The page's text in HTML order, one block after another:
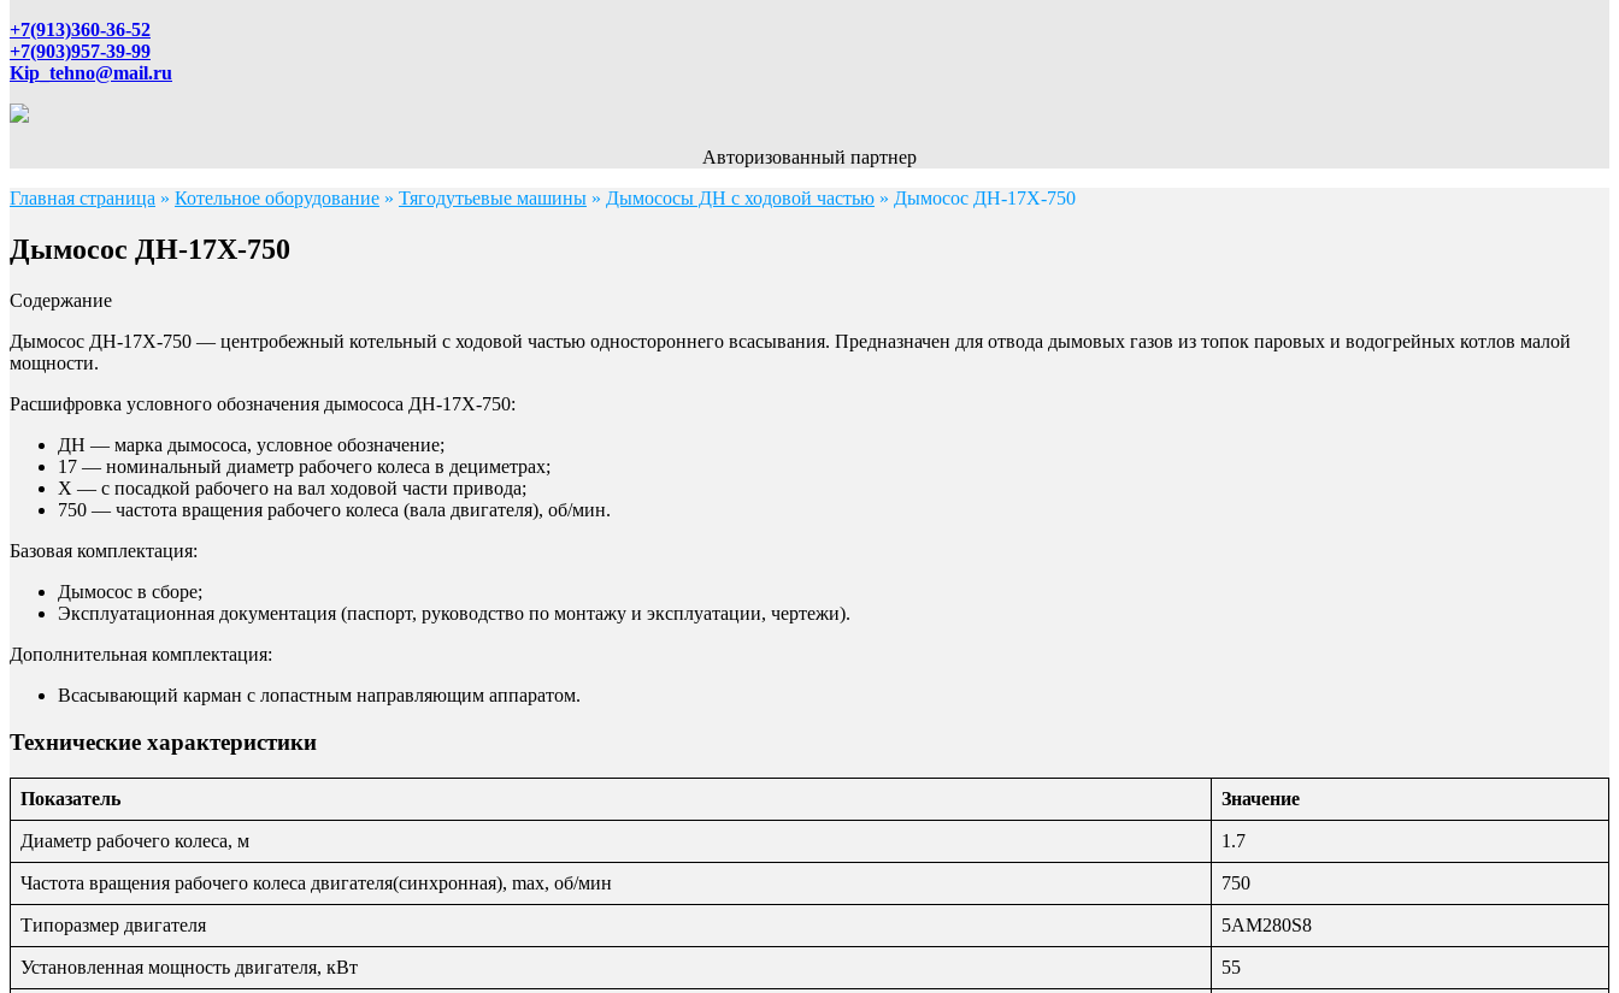
+7(913)360-36-52
+7(903)957-39-99
Kip_tehno@mail.ru
Авторизованный партнер
Главная страница » Котельное оборудование » Тягодутьевые машины » Дымососы ДН с ходовой частью » Дымосос ДН-17Х-750
Дымосос ДН-17Х-750
Содержание
Дымосос ДН-17Х-750 — центробежный котельный с ходовой частью одностороннего всасывания. Предназначен для отвода дымовых газов из топок паровых и водогрейных котлов малой
мощности.
Расшифровка условного обозначения дымососа ДН-17Х-750:
ДН — марка дымососа, условное обозначение;
17 — номинальный диаметр рабочего колеса в дециметрах;
Х — с посадкой рабочего на вал ходовой части привода;
750 — частота вращения рабочего колеса (вала двигателя), об/мин.
Базовая комплектация:
Дымосос в сборе;
Эксплуатационная документация (паспорт, руководство по монтажу и эксплуатации, чертежи).
Дополнительная комплектация:
Всасывающий карман с лопастным направляющим аппаратом.
Технические характеристики
Показатель Значение
Диаметр рабочего колеса, м 1.7
Частота вращения рабочего колеса двигателя(синхронная), max, об/мин 750
Типоразмер двигателя 5АМ280S8
Установленная мощность двигателя, кВт 55